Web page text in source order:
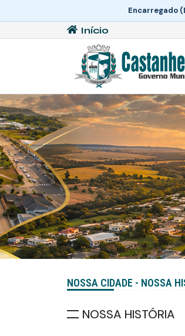
Encarregado
Início
NOSSA CIDADE - NOSSA
NOSSA HISTÓRIA